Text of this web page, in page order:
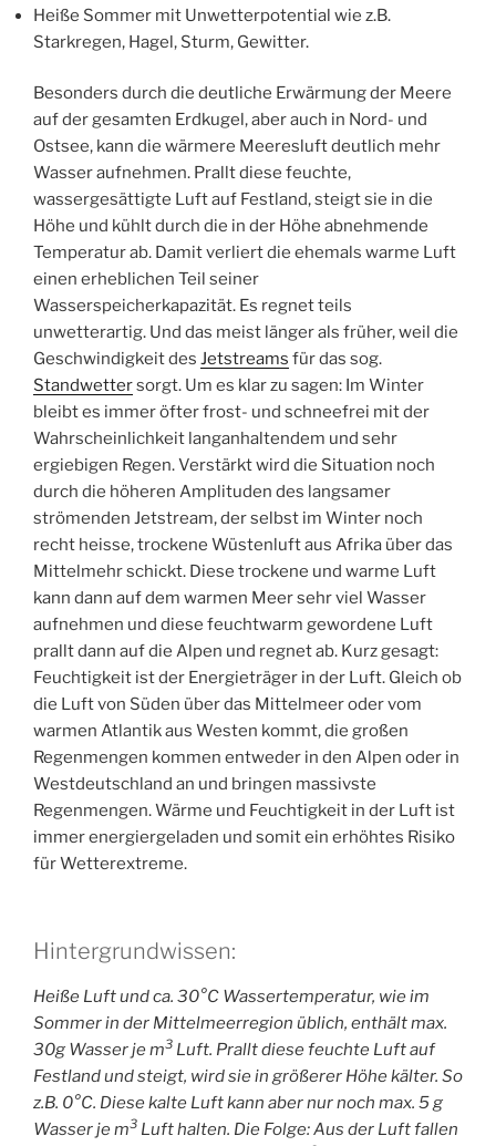
Heiße Sommer mit Unwetterpotential wie z.B.
Starkregen, Hagel, Sturm, Gewitter.
Besonders durch die deutliche Erwärmung der Meere
auf der gesamten Erdkugel, aber auch in Nord- und
Ostsee, kann die wärmere Meeresluft deutlich mehr
Wasser aufnehmen. Prallt diese feuchte,
wassergesättigte Luft auf Festland, steigt sie in die
Höhe und kühlt durch die in der Höhe abnehmende
Temperatur ab. Damit verliert die ehemals warme Luft
einen erheblichen Teil seiner
Wasserspeicherkapazität. Es regnet teils
unwetterartig. Und das meist länger als früher, weil die
Geschwindigkeit des Jetstreams für das sog.
Standwettersorgt. Um es klar zu sagen: Im Winter
bleibt es immer öfter frost- und schneefrei mit der
Wahrscheinlichkeit langanhaltendem und sehr
ergiebigen Regen. Verstärkt wird die Situation noch
durch die höheren Amplituden des langsamer
strömenden Jetstream, der selbst im Winter noch
recht heisse, trockene Wüstenluft aus Afrika über das
Mittelmehr schickt. Diese trockene und warme Luft
kann dann auf dem warmen Meer sehr viel Wasser
aufnehmen und diese feuchtwarm gewordene Luft
prallt dann auf die Alpen und regnet ab. Kurz gesagt:
Feuchtigkeit ist der Energieträger in der Luft. Gleich ob
die Luft von Süden über das Mittelmeer oder vom
warmen Atlantik aus Westen kommt, die großen
Regenmengen kommen entweder in den Alpen oder in
Westdeutschland an und bringen massivste
Regenmengen. Wärme und Feuchtigkeit in der Luft ist
immer energiergeladen und somit ein erhöhtes Risiko
für Wetterextreme.
Hintergrundwissen:
Heiße Luft und ca. 30°C Wassertemperatur, wie im
Sommer in der Mittelmeerregion üblich, enthält max.
30g Wasser je m3 Luft. Prallt diese feuchte Luft auf
Festland und steigt, wird sie in größerer Höhe kälter. So
z.B. 0°C. Diese kalte Luft kann aber nur noch max. 5 g
Wasser je m3 Luft halten. Die Folge: Aus der Luft fallen